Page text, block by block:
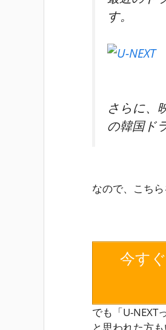
す。
さらに、
の韓国ド
なので、こち
今す
でも「U-NEXT